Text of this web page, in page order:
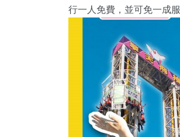
行一人免費，並可免一成